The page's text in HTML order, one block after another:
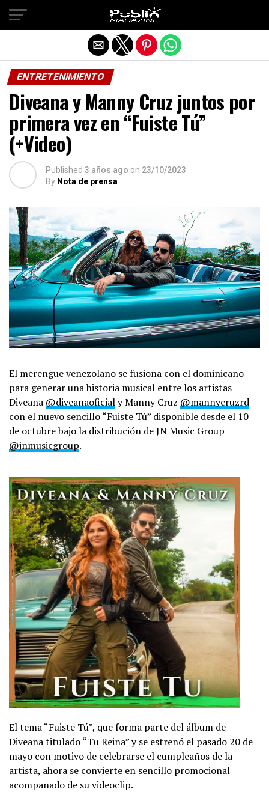
ENTRETENIMIENTO
Diveana y Manny Cruz juntos por
primera vez en “Fuiste Tú”
(+Video)
Published 3 años ago on 23/10/2023
By Nota de prensa
El merengue venezolano se fusiona con el dominicano
para generar una historia musical entre los artistas
Diveana @diveanaoficialy Manny Cruz @mannycruzrd
con el nuevo sencillo “Fuiste Tú” disponible desde el 10
de octubre bajo la distribución de JN Music Group
@jnmusicgroup.
El tema “Fuiste Tú”, que forma parte del álbum de
Diveana titulado “Tu Reina” y se estrenó el pasado 20 de
mayo con motivo de celebrarse el cumpleaños de la
artista, ahora se convierte en sencillo promocional
acompañado de su videoclip.
Salir de la versión móvil